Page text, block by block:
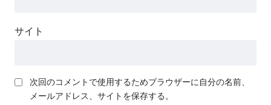
サイト
次回のコメントで使用するためブラウザーに自分の名前、
メールアドレス、サイトを保存する。